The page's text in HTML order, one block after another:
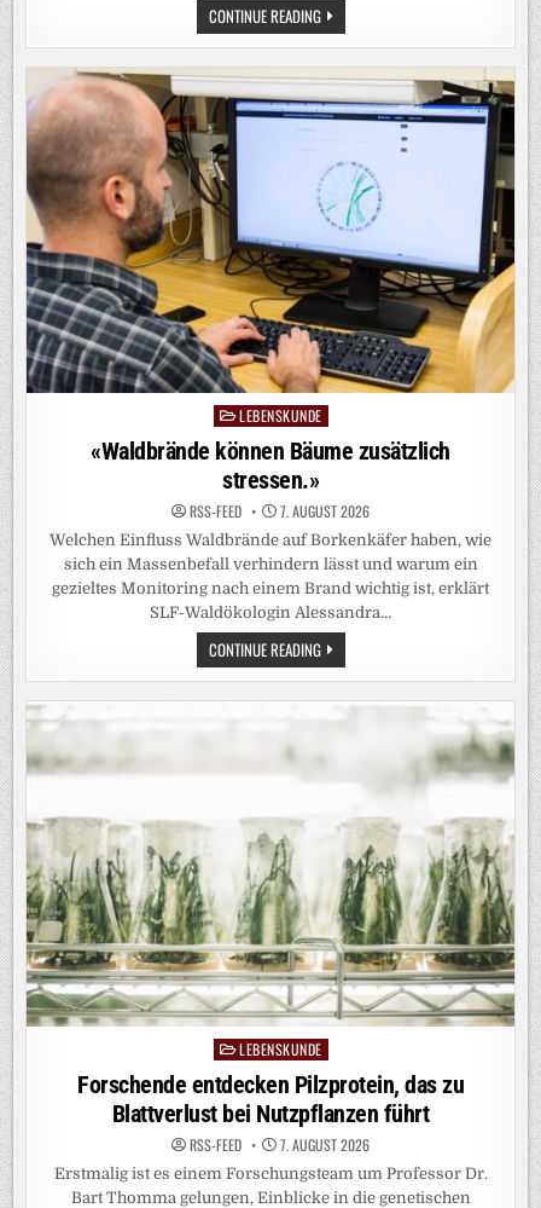
CONTINUE READINGHITZE
BEEINFLUSST
FRUCHTBARKEIT
Posted
in
LEBENSKUNDE
«Waldbrände können Bäume zusätzlich
stressen.»
RSS-FEED 7. AUGUST 2026
Welchen Einfluss Waldbrände auf Borkenkäfer haben, wie
sich ein Massenbefall verhindern lässt und warum ein
gezieltes Monitoring nach einem Brand wichtig ist, erklärt
SLF-Waldökologin Alessandra…
CONTINUE READING«WALDBRÄNDE
KÖNNEN
BÄUME
STRESSEN.»
PostedLEBENSKUNDE
Forschende entdecken Pilzprotein, das zu
Blattverlust bei Nutzpflanzen führt
RSS-FEED 7. AUGUST 2026
Erstmalig ist es einem Forschungsteam um Professor Dr.
Bart Thomma gelungen, Einblicke in die genetischen